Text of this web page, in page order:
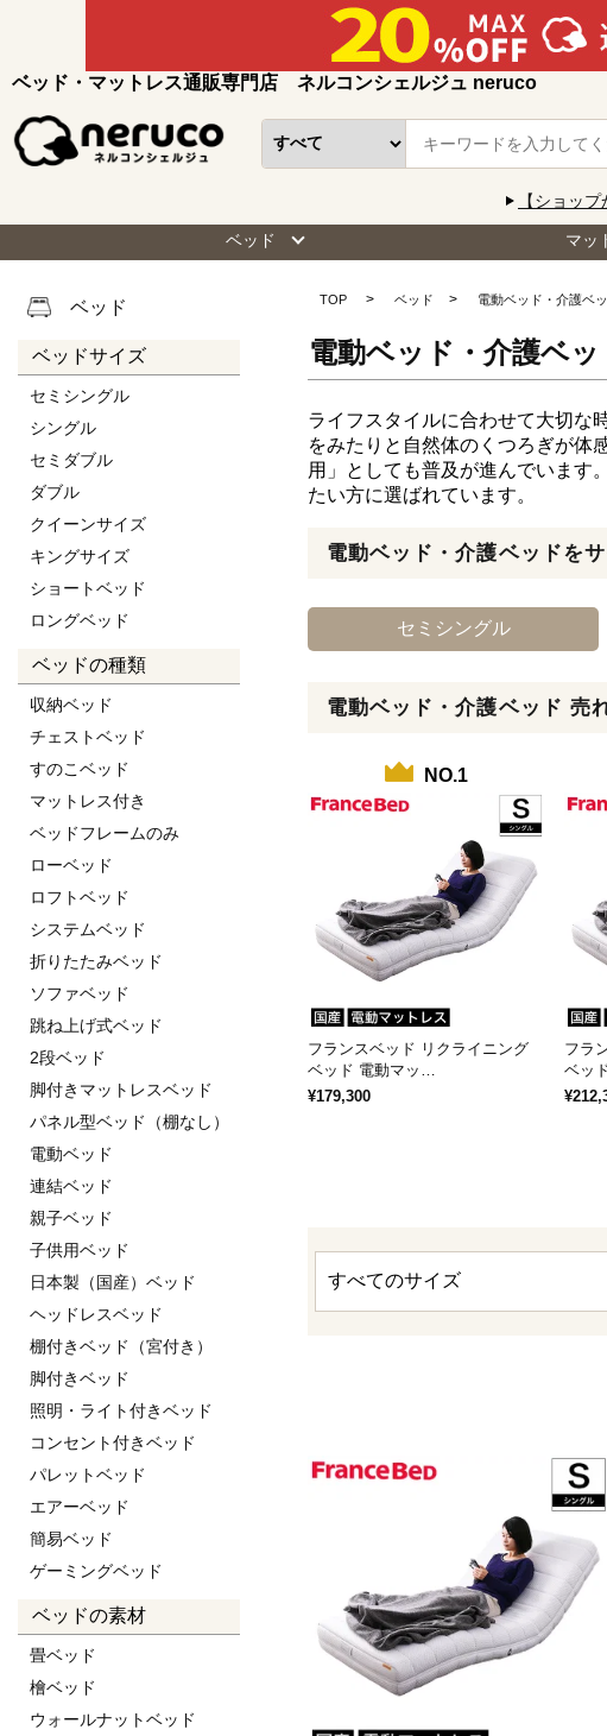
ベッド・マットレス通販専門店 ネルコンシェルジュ neruco
【ショッ
ベッド マッ
ベッド
ベッドサイズ
セミシングル
シングル
セミダブル
ダブル
クイーンサイズ
キングサイズ
ショートベッド
ロングベッド
ベッドの種類
収納ベッド
チェストベッド
すのこベッド
マットレス付き
ベッドフレームのみ
ローベッド
ロフトベッド
システムベッド
折りたたみベッド
ソファベッド
跳ね上げ式ベッド
2段ベッド
脚付きマットレスベッド
パネル型ベッド（棚なし）
電動ベッド
連結ベッド
親子ベッド
子供用ベッド
日本製（国産）ベッド
ヘッドレスベッド
棚付きベッド（宮付き）
脚付きベッド
照明・ライト付きベッド
コンセント付きベッド
パレットベッド
エアーベッド
簡易ベッド
ゲーミングベッド
ベッドの素材
畳ベッド
檜ベッド
ウォールナットベッド
TOP ベッド 電動ベッド・介護ベ
電動ベッド・介護ベッ
ライフスタイルに合わせて大切な
をみたりと自然体のくつろぎが体
用」としても普及が進んでいます
たい方に選ばれています。
電動ベッド・介護ベッドを
セミシングル
電動ベッド・介護ベッド 売
NO.1
フランスベッド リクライニング
ベッド 電動マッ…
¥179,300
フラ
ベッ